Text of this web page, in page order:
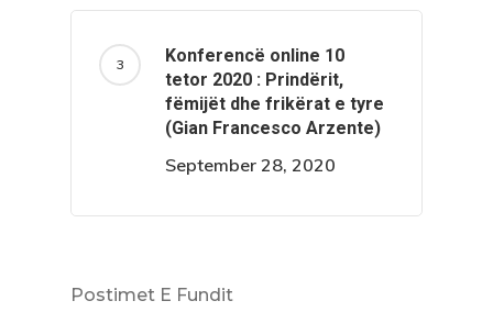
Konferencë online 10
tetor 2020 : Prindërit,
fëmijët dhe frikërat e tyre
(Gian Francesco Arzente)
September 28, 2020
Postimet E Fundit